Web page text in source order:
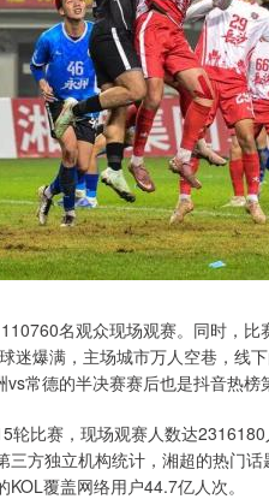
名观众现场观赛。同时，
迷爆满，主场城市万人空巷，线
常德的半决赛赛后也是抖音热榜
轮比赛，现场观赛人数达
方独立机构统计，湘超的热门
覆盖网络用户44.7亿人次。